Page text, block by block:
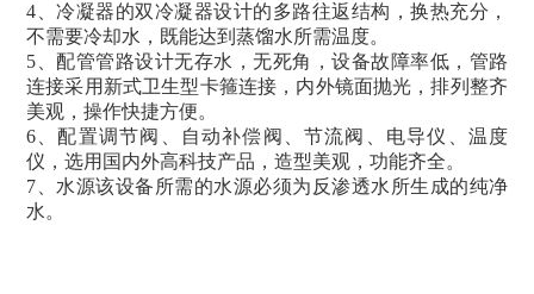
4
冷凝器的双冷凝器设计的多路往返结构，换热充分，
不需要冷却水，既能达到蒸馏水所需温度。
5
配管管路设计无存水，无死角，设备故障率低，管路
连接采用新式卫生型卡箍连接，内外镜面抛光，排列整齐
美观，操作快捷方便。
6
配置调节阀、自动补偿阀、节流阀、电导仪、温度
仪，选用国内外高科技产品，造型美观，功能齐全。
7
水源该设备所需的水源必须为反渗透水所生成的纯净
水。